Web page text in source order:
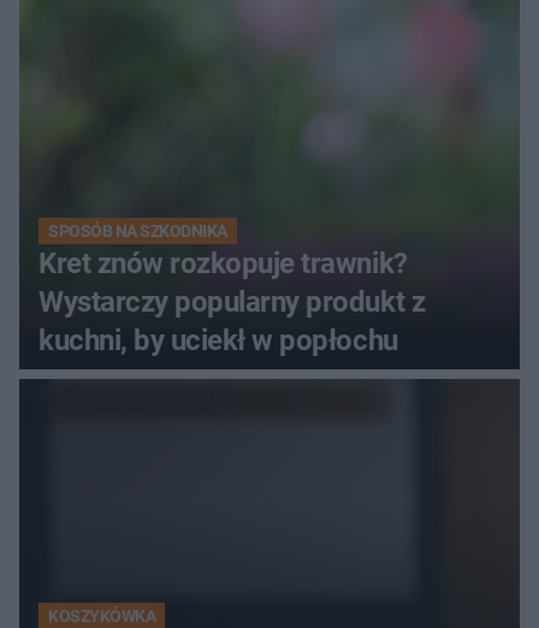
SPOSÓB NA SZKODNIKA
Kret znów rozkopuje trawnik?
Wystarczy popularny produkt z
kuchni, by uciekł w popłochu
KOSZYKÓWKA